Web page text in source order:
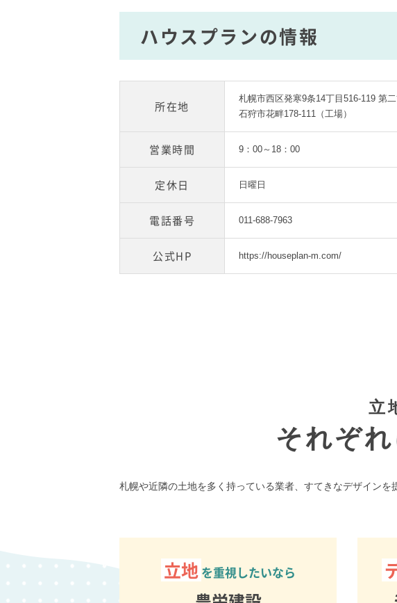
ハウスプランの情報
所在地
札幌市西区発寒9条14丁目516-119 第
石狩市花畔178-111（工場）
営業時間 9：00～18：00
定休日 日曜日
電話番号 011-688-7963
公式HP https://houseplan-m.com/
立
それぞれ
札幌や近隣の土地を多く持っている業者、すてきなデザイン
立地 を重視したいなら